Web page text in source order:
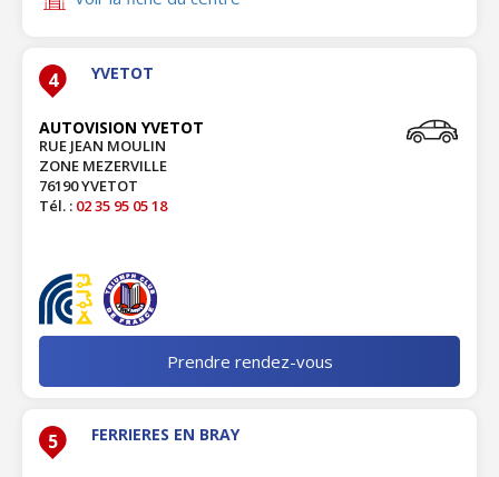
4 YVETOT
AUTOVISION YVETOT
RUE JEAN MOULIN
ZONE MEZERVILLE
76190 YVETOT
Tél. : 02 35 95 05 18
Prendre rendez-vous
5 FERRIERES EN BRAY